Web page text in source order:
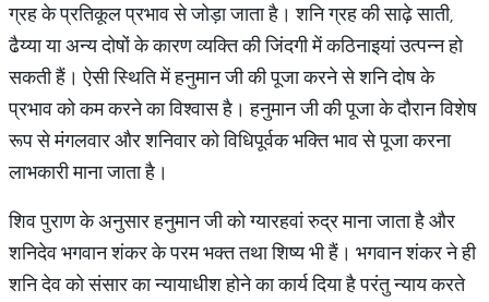
ग्रह के प्रतिकूल प्रभाव से जोड़ा जाता है। शनि ग्रह की साढ़े साती,
ढैय्या या अन्य दोषों के कारण व्यक्ति की जिंदगी में कठिनाइयां उत्पन्न हो
सकती हैं। ऐसी स्थिति में हनुमान जी की पूजा करने से शनि दोष के
प्रभाव को कम करने का विश्वास है। हनुमान जी की पूजा के दौरान विशेष
रूप से मंगलवार और शनिवार को विधिपूर्वक भक्ति भाव से पूजा करना
लाभकारी माना जाता है।
शिव पुराण के अनुसार हनुमान जी को ग्यारहवां रुद्र माना जाता है और
शनिदेव भगवान शंकर के परम भक्त तथा शिष्य भी हैं। भगवान शंकर ने ही
शनि देव को संसार का न्यायाधीश होने का कार्य दिया है परंतु न्याय करते